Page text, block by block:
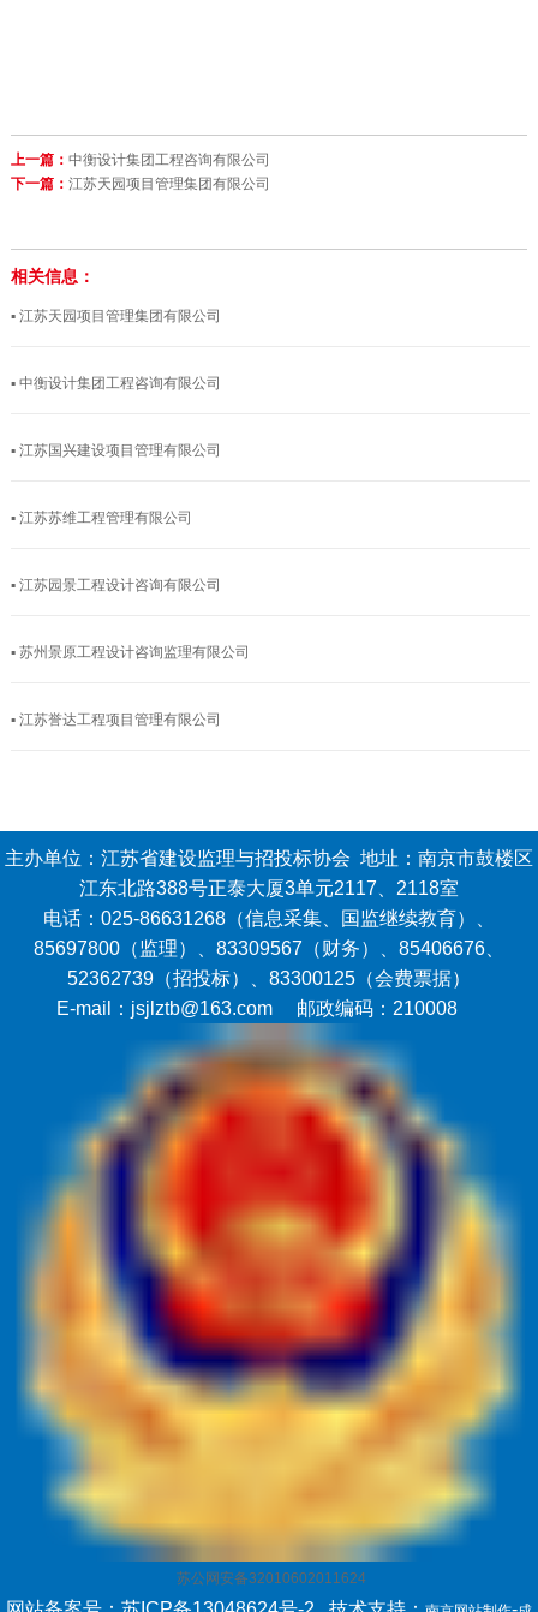
上一篇： 中衡设计集团工程咨询有限公司
下一篇： 江苏天园项目管理集团有限公司
相关信息：
▪ 江苏天园项目管理集团有限公司
▪ 中衡设计集团工程咨询有限公司
▪ 江苏国兴建设项目管理有限公司
▪ 江苏苏维工程管理有限公司
▪ 江苏园景工程设计咨询有限公司
▪ 苏州景原工程设计咨询监理有限公司
▪ 江苏誉达工程项目管理有限公司
主办单位：江苏省建设监理与招投标协会 地址：南京市鼓楼区
江东北路388号正泰大厦3单元2117、2118室
电话：025-86631268（信息采集、国监继续教育）、
85697800（监理）、83309567（财务）、85406676、
52362739（招投标）、83300125（会费票据）
E-mail：jsjlztb@163.com 邮政编码：210008
苏公网安备32010602011624